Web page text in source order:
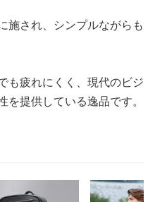
施され、シンプルながらも
も疲れにくく、現代のビジ
提供している逸品です。